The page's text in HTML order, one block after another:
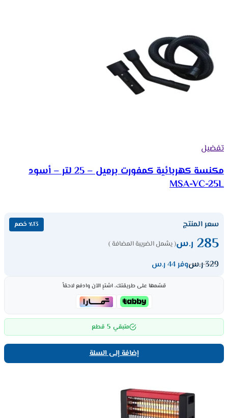
تفضيل
مكنسة كهربائية كمفورت برميل – 25 لتر – أسود
MSA-VC-25L
سعر المنتج ٪13 خصم
285 ر.س( يشمل الضريبة المضافة )
329ر.سوفر 44 ر.س
قسّمها على طريقتك، اشترِ الآن وادفع لاحقاً
متبقي 5 قطع
إضافة إلى السلة